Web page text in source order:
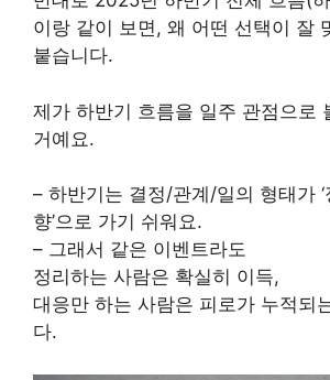
이랑 같이 보면, 왜 어떤 선택이 잘
붙습니다.
제가 하반기 흐름을 일주 관점으로
거예요.
– 하반기는 결정/관계/일의 형태가
향’으로 가기 쉬워요.
– 그래서 같은 이벤트라도
정리하는 사람은 확실히 이득,
대응만 하는 사람은 피로가 누적되
다.